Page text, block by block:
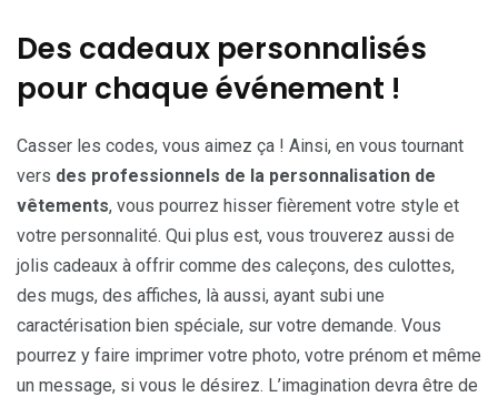
Des cadeaux personnalisés
pour chaque événement !
Casser les codes, vous aimez ça ! Ainsi, en vous tournant
vers des professionnels de la personnalisation de
vêtements, vous pourrez hisser fièrement votre style et
votre personnalité. Qui plus est, vous trouverez aussi de
jolis cadeaux à offrir comme des caleçons, des culottes,
des mugs, des affiches, là aussi, ayant subi une
caractérisation bien spéciale, sur votre demande. Vous
pourrez y faire imprimer votre photo, votre prénom et même
un message, si vous le désirez. L’imagination devra être de